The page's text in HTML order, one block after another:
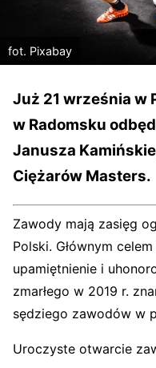
fot. Pixabay
Już 21 września w
w Radomsku
Janusza
Ciężarów Masters.
Zawody mają zasięg
Polski. Głównym
upamiętnienie i
zmarłego w 2019 r.
sędziego zawodów w
Uroczyste otwarcie